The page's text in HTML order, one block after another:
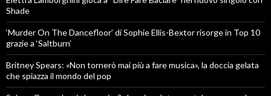
Shade
‘Murder On The Dancefloor’ di Sophie Ellis-Bextor risorge in Top 10
grazie a ‘Saltburn’
Britney Spears: «Non tornerò mai più a fare musica», la doccia gelata
che spiazza il mondo del pop